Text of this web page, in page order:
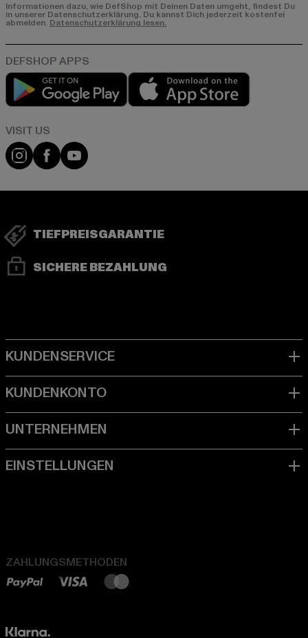
Informationen dazu, wie DefShop mit Deinen Daten umgeht, findest Du
in unserer Datenschutzerklärung. Du kannst Dich jederzeit kostenfei
abmelden. Datenschutzerklärung lesen.
Play market
Visit our Instagram page:
Visit our Facebook page:
Visit our YouTube channel:
TIEFPREISGARANTIE
SICHERE BEZAHLUNG
ZAHLUNGSMETHODEN